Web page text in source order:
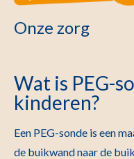
Onze zorg
Wat is PEG-
kinderen?
Een PEG-sonde is een
de buikwand naar de